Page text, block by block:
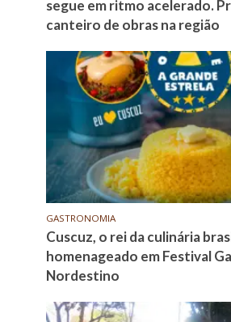
segue em ritmo acelerado.
canteiro de obras na região
GASTRONOMIA
Cuscuz, o rei da culinária
homenageado em Festival
Nordestino